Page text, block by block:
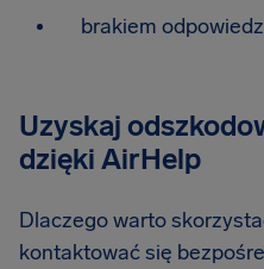
brakiem
Uzyskaj
dzięki AirHelp
Dlaczego warto
kontaktować się